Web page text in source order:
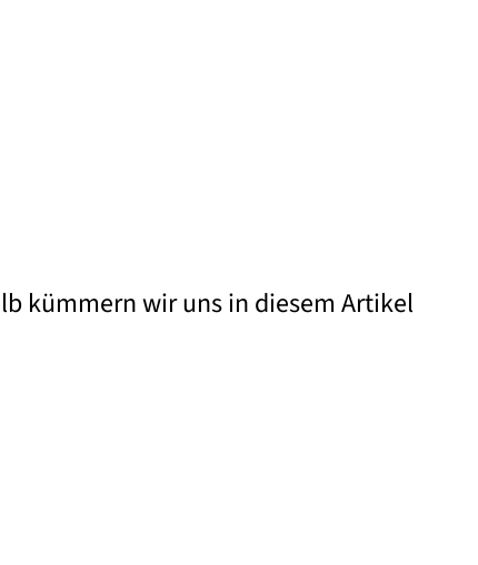
kümmern wir uns in diesem Artikel